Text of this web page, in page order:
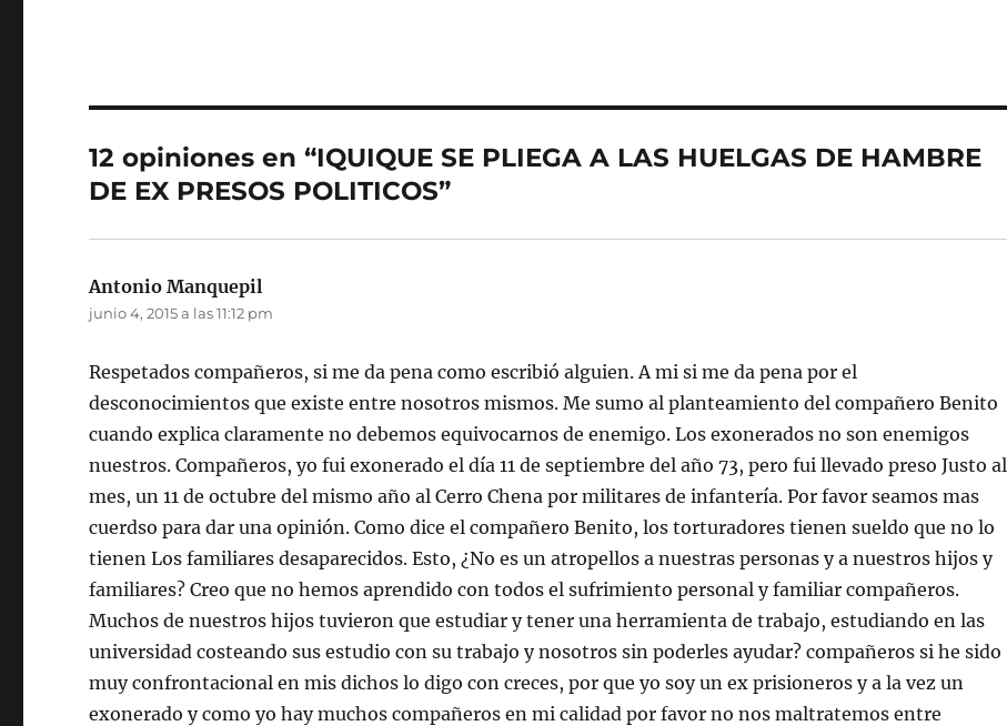
12 opiniones en “IQUIQUE SE PLIEGA A LAS HUELGAS DE HAMBRE
DE EX PRESOS POLITICOS”
Antonio Manquepil
junio 4, 2015 a las 11:12 pm
Respetados compañeros, si me da pena como escribió alguien. A mi si me da pena por el
desconocimientos que existe entre nosotros mismos. Me sumo al planteamiento del compañero Benito
cuando explica claramente no debemos equivocarnos de enemigo. Los exonerados no son enemigos
nuestros. Compañeros, yo fui exonerado el día 11 de septiembre del año 73, pero fui llevado preso Justo al
mes, un 11 de octubre del mismo año al Cerro Chena por militares de infantería. Por favor seamos mas
cuerdso para dar una opinión. Como dice el compañero Benito, los torturadores tienen sueldo que no lo
tienen Los familiares desaparecidos. Esto, ¿No es un atropellos a nuestras personas y a nuestros hijos y
familiares? Creo que no hemos aprendido con todos el sufrimiento personal y familiar compañeros.
Muchos de nuestros hijos tuvieron que estudiar y tener una herramienta de trabajo, estudiando en las
universidad costeando sus estudio con su trabajo y nosotros sin poderles ayudar? compañeros si he sido
muy confrontacional en mis dichos lo digo con creces, por que yo soy un ex prisioneros y a la vez un
exonerado y como yo hay muchos compañeros en mi calidad por favor no nos maltratemos entre